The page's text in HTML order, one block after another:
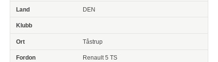
DEN
Tåstrup
Renault 5 TS